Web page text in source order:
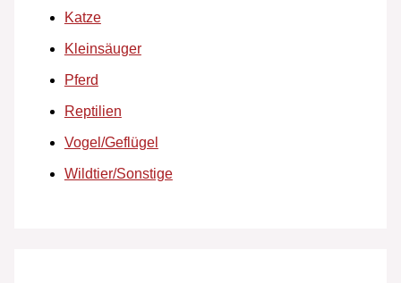
Katze
Kleinsäuger
Pferd
Reptilien
Vogel/Geflügel
Wildtier/Sonstige